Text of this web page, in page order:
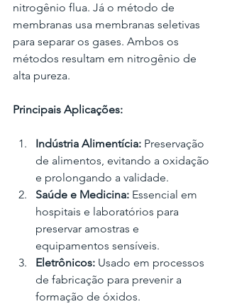
nitrogênio flua. Já o método de
membranas usa membranas seletivas
para separar os gases. Ambos os
métodos resultam em nitrogênio de
alta pureza.
Principais Aplicações:
Indústria Alimentícia: Preservação
de alimentos, evitando a oxidação
e prolongando a validade.
Saúde e Medicina: Essencial em
hospitais e laboratórios para
preservar amostras e
equipamentos sensíveis.
Eletrônicos: Usado em processos
de fabricação para prevenir a
formação de óxidos.